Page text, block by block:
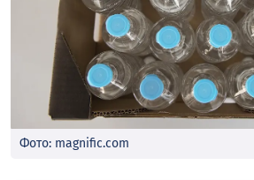
Фото: magnific.com